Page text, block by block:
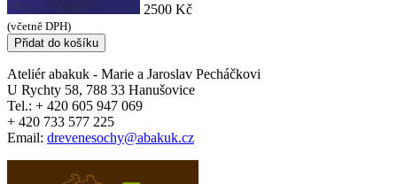
2500 Kč
(včetně DPH)
Ateliérabakuk - Marie a Jaroslav Pecháčkovi
U Rychty 58, 788 33 Hanušovice
Tel.: + 420 605 947 069
+ 420 733 577 225
Email: drevenesochy@abakuk.cz